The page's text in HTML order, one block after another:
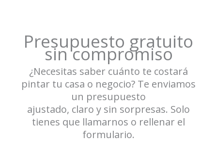
Presupuesto gratuito
sin compromiso
¿Necesitas saber cuánto te costará
pintar tu casa o negocio? Te enviamos
un presupuesto
ajustado, claro y sin sorpresas. Solo
tienes que llamarnos o rellenar el
formulario.